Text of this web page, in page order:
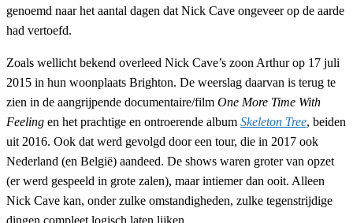
genoemd naar het aantal dagen dat Nick Cave ongeveer op de aarde
had vertoefd.
Zoals wellicht bekend overleed Nick Cave’s zoon Arthur op 17 juli
2015 in hun woonplaats Brighton. De weerslag daarvan is terug te
zien in de aangrijpende documentaire/film One More Time With
Feeling en het prachtige en ontroerende album Skeleton Tree, beiden
uit 2016. Ook dat werd gevolgd door een tour, die in 2017 ook
Nederland (en België) aandeed. De shows waren groter van opzet
(er werd gespeeld in grote zalen), maar intiemer dan ooit. Alleen
Nick Cave kan, onder zulke omstandigheden, zulke tegenstrijdige